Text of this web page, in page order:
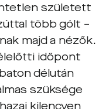
született
több gólt –
majd a nézők.
időpont
délután
szüksége
kilencven